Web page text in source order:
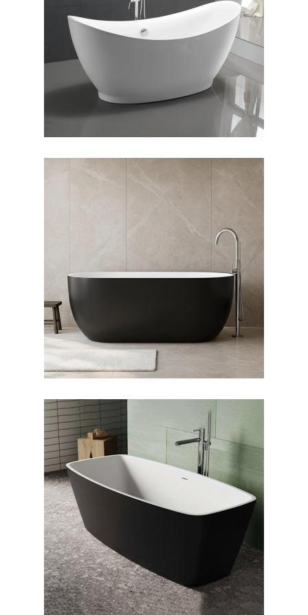
وان فری استندینگ سولانا
وان فری استندینگ لونا بیرون
مشکی
وان فری استندینگ بیانکا
بیرون مشکی